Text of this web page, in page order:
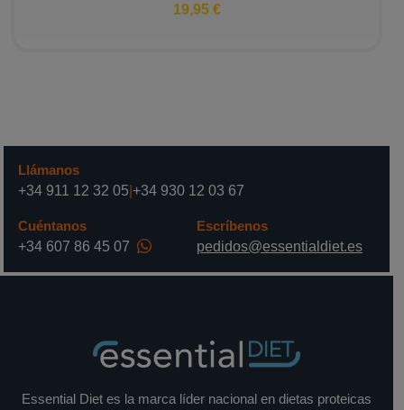
19,95 €
Llámanos
+34 911 12 32 05 +34 930 12 03 67
Cuéntanos
+34 607 86 45 07
Escríbenos
pedidos@essentialdiet.es
Essential Diet es la marca líder nacional en dietas proteicas